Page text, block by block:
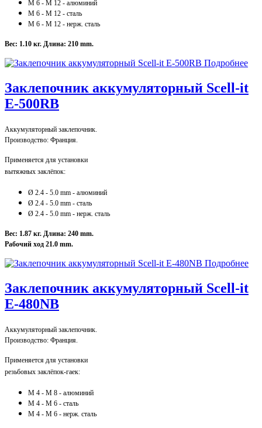
M 6 - M 12 - алюминий
M 6 - M 12 - сталь
M 6 - M 12 - нерж. сталь
Вес: 1.10 кг. Длина: 210 mm.
Подробнее
Заклепочник аккумуляторный Scell-it
E-500RB
Аккумуляторный заклепочник.
Производство: Франция.
Применяется для установки
вытяжных заклёпок:
Ø 2.4 - 5.0 mm - алюминий
Ø 2 .4 - 5 .0 mm - сталь
Ø 2 .4 - 5 .0 mm - нерж. сталь
Вес: 1.87 кг. Длина: 240 mm.
Рабочий ход 21.0 mm.
Подробнее
Заклепочник аккумуляторный Scell-it
E-480NB
Аккумуляторный заклепочник.
Производство: Франция.
Применяется для установки
резьбовых заклёпок-гаек:
M 4 - M 8 - алюминий
M 4 - M 6 - сталь
M 4 - M 6 - нерж. сталь